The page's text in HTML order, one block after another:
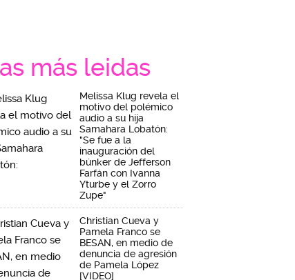
más leidas
Melissa Klug revela el
motivo del polémico
audio a su hija
Samahara Lobatón:
"Se fue a la
inauguración del
búnker de Jefferson
Farfán con Ivanna
Yturbe y el Zorro
Zupe"
Christian Cueva y
Pamela Franco se
BESAN, en medio de
denuncia de agresión
de Pamela López
[VIDEO]